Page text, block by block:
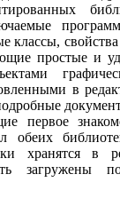
классы,
простые и
в
первое
обеих
хранятся в